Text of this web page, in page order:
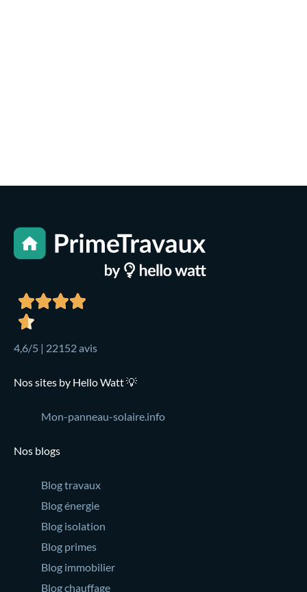
4,6/5 | 22152 avis
Nos sites by Hello Watt 💡
Mon-panneau-solaire.info
Nos blogs
Blog travaux
Blog énergie
Blog isolation
Blog primes
Blog immobilier
Blog chauffage